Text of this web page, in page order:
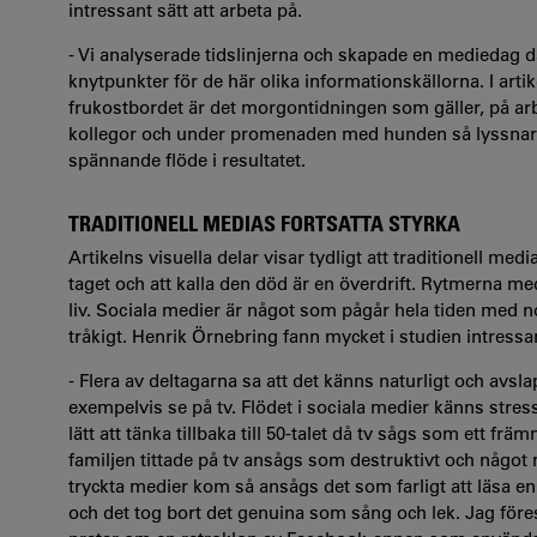
intressant sätt att arbeta på.
- Vi analyserade tidslinjerna och skapade en
knytpunkter för de här olika informationskällorna. I
frukostbordet är det morgontidningen som gäller, på
kollegor och under promenaden med hunden så
spännande flöde i resultatet.
TRADITIONELL MEDIAS FORTSATTA STYRKA
Artikelns visuella delar visar tydligt att traditionell
taget och att kalla den död är en överdrift. Rytmerna
liv. Sociala medier är något som pågår hela tiden med
tråkigt. Henrik Örnebring fann mycket i studien
- Flera av deltagarna sa att det känns naturligt och
exempelvis se på tv. Flödet i sociala medier känns
lätt att tänka tillbaka till 50-talet då tv sågs som ett
familjen tittade på tv ansågs som destruktivt och
tryckta medier kom så ansågs det som farligt att läsa
och det tog bort det genuina som sång och lek. Jag